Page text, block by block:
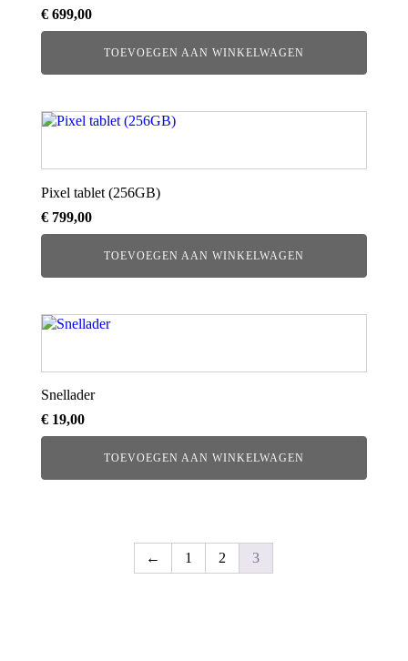
€699,00
TOEVOEGEN AAN WINKELWAGEN
Pixel tablet (256GB)
€799,00
TOEVOEGEN AAN WINKELWAGEN
Snellader
€19,00
TOEVOEGEN AAN WINKELWAGEN
← 1 2 3